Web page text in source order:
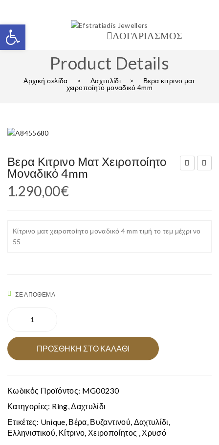
ΛΟΓΑΡΙΑΣΜΟΣ
Product Details
Αρχική σελίδα > Δαχτυλίδι >
Βερα κιτρινο ματ
χειροποίητο μοναδικό 4mm
χει
χει
Βερα Κιτρινο Ματ Χειροποίητο
Μοναδικό 4mm
1.290,00€
Κίτρινο ματ χειροποίητο μοναδικό 4 mm τιμή το τεμ μέχρι νο
55
ΣΕ ΑΠΌΘΕΜΑ
ματ
χειροποίητο
μοναδικό
ΠΡΟΣΘΉΚΗ ΣΤΟ ΚΑΛΆΘΙ
Κωδικός Προϊόντος: MG00230
Κατηγορίες: Ring,Δαχτυλίδι
Ετικέτες: Unique, Βέρα, Βυζαντινού, Δαχτυλίδι,
Ελληνιστικού, Κίτρινο, Χειροποίητος , Χρυσό
Ανοίξτε τη γραμμή εργαλείων